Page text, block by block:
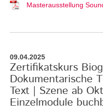
Masterausstellung
09.04.2025
Zertifikatskurs
Dokumentarische
Text | Szene ab
Einzelmodule